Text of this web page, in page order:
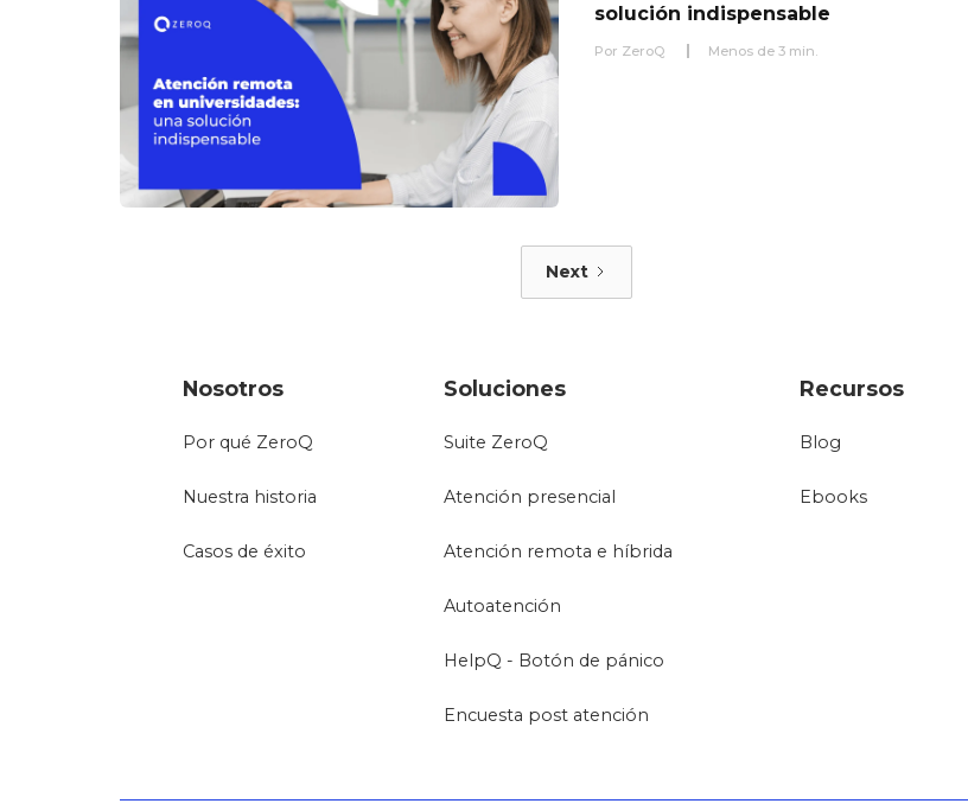
solución indispensable
Por ZeroQ Menos de 3 min.
Next
Nosotros
Por qué ZeroQ
Nuestra historia
Casos de éxito
Soluciones
Suite ZeroQ
Atención presencial
Atención remota e híbrida
Autoatención
HelpQ - Botón de pánico
Encuesta post atención
Recursos
Blog
Ebooks